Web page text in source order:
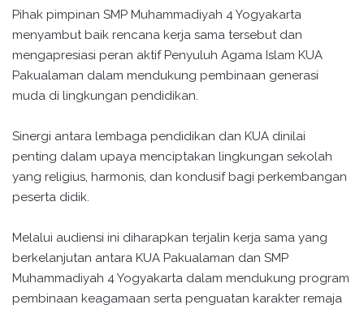
Pihak pimpinan SMP Muhammadiyah 4 Yogyakarta
menyambut baik rencana kerja sama tersebut dan
mengapresiasi peran aktif Penyuluh Agama Islam KUA
Pakualaman dalam mendukung pembinaan generasi
muda di lingkungan pendidikan.
Sinergi antara lembaga pendidikan dan KUA dinilai
penting dalam upaya menciptakan lingkungan sekolah
yang religius, harmonis, dan kondusif bagi perkembangan
peserta didik.
Melalui audiensi ini diharapkan terjalin kerja sama yang
berkelanjutan antara KUA Pakualaman dan SMP
Muhammadiyah 4 Yogyakarta dalam mendukung program
pembinaan keagamaan serta penguatan karakter remaja